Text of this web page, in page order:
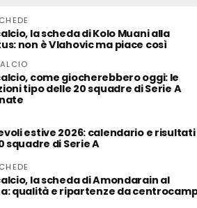
la scheda di Kolo Muani alla
non è Vlahovic ma piace così
come giocherebbero oggi: le
tipo delle 20 squadre di Serie A
estive 2026: calendario e risultati
squadre di Serie A
la scheda di Amondarain al
qualità e ripartenze da